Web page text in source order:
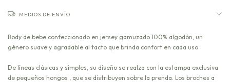
MEDIOS DE ENVÍO
Body de bebe confeccionado en jersey gamuzado 100% algodón, un
género suave y agradable al tacto que brinda confort en cada uso.
De líneas clásicas y simples, su diseño se realza con la estampa exclusiva
de pequeños hongos , que se distribuyen sobre la prenda. Los broches a